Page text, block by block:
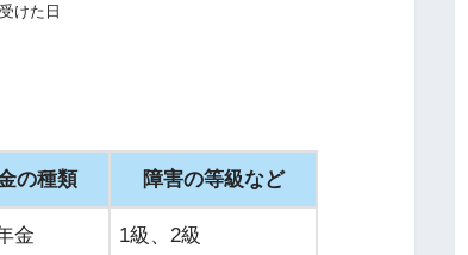
けた日
の種類 障害の等級など
金 1級、2級